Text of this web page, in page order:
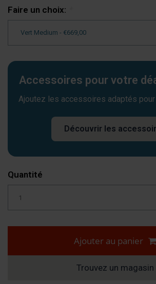
Faire un choix:
Accessoires pour votre
Ajoutez les accessoires adaptés
Découvrir les
Quantité
Ajouter au panier
Trouvez un magasin